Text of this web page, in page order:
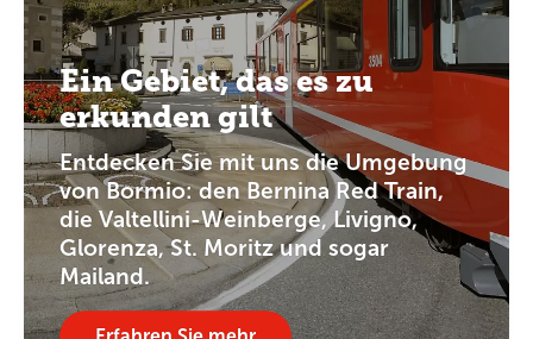
Ein Gebiet, das es zu
erkunden gilt
Entdecken Sie mit uns die Umgebung
von Bormio: den Bernina Red Train,
die Valtellini-Weinberge, Livigno,
Glorenza, St. Moritz und sogar
Mailand.